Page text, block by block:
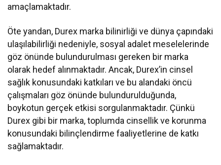
amaçlamaktadır.
Öte yandan, Durex marka bilinirliği ve dünya çapındaki
ulaşılabilirliği nedeniyle, sosyal adalet meselelerinde
göz önünde bulundurulması gereken bir marka
olarak hedef alınmaktadır. Ancak, Durex’in cinsel
sağlık konusundaki katkıları ve bu alandaki öncü
çalışmaları göz önünde bulundurulduğunda,
boykotun gerçek etkisi sorgulanmaktadır. Çünkü
Durex gibi bir marka, toplumda cinsellik ve korunma
konusundaki bilinçlendirme faaliyetlerine de katkı
sağlamaktadır.